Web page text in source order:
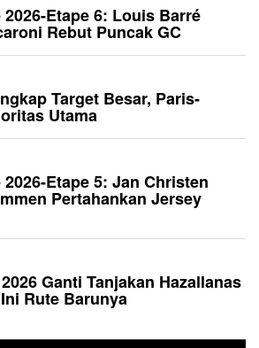
Etape 6: Louis Barré
Rebut Puncak GC
Target Besar, Paris-
Utama
Etape 5: Jan Christen
Pertahankan Jersey
Ganti Tanjakan Hazallanas
Rute Barunya